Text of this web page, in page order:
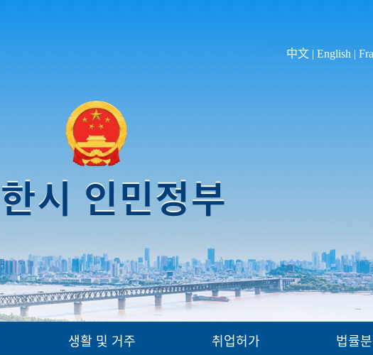
中文 | English |
생활 및 거주 취업허가 법률